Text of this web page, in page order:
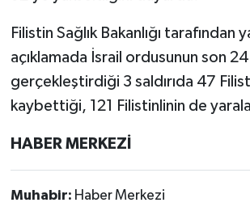
Filistin Sağlık Bakanlığı tarafından
açıklamada İsrail ordusunun son
gerçekleştirdiği 3 saldırıda 47
kaybettiği, 121 Filistinlinin de
HABER MERKEZİ
Muhabir: Haber Merkezi